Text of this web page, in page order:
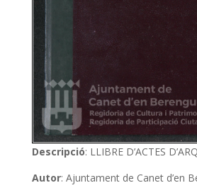
Descripció: LLIBRE D’ACTES
Autor: Ajuntament de Canet d’en